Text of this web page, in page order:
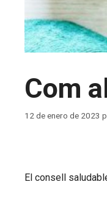
Com
12 de enero de 2023
El consell